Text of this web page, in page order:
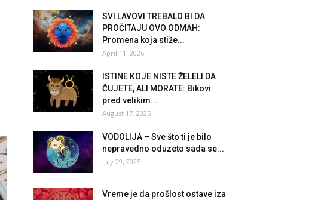
SVI LAVOVI TREBALO BI DA
PROČITAJU OVO ODMAH:
Promena koja stiže...
April 11, 2026
ISTINE KOJE NISTE ŽELELI DA
ČUJETE, ALI MORATE: Bikovi
pred velikim...
August 17, 2025
VODOLIJA – Sve što ti je bilo
nepravedno oduzeto sada se...
July 29, 2025
Vreme je da prošlost ostave iza